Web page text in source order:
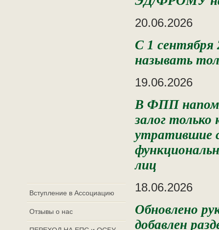
Вступление в Ассоциацию
Отзывы о нас
20.06.2026
С 1
называть
19.06.2026
В ФПП
залог только
утратившие
лиц
18.06.2026
Обновлено
добавлен